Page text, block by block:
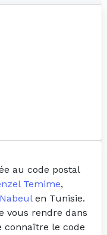
au code postal
Temime,
en Tunisie.
vous rendre dans
connaître le code